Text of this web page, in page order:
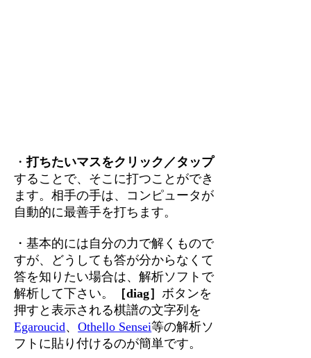
・打ちたいマスをクリック／タップ
することで、そこに打つことができ
ます。相手の手は、コンピュータが
自動的に最善手を打ちます。
・基本的には自分の力で解くもので
すが、どうしても答が分からなくて
答を知りたい場合は、解析ソフトで
解析して下さい。
［diag］ ボタンを
押すと表示される棋譜の文字列を
Egaroucid、Othello Sensei等の解析ソ
フトに貼り付けるのが簡単です。